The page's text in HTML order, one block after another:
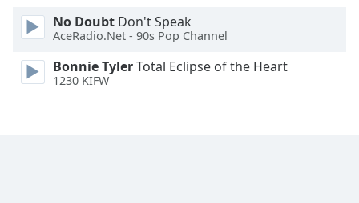
No Doubt Don't Speak
AceRadio.Net - 90s Pop Channel
Bonnie TylerTotal Eclipse of the Heart
1230 KIFW